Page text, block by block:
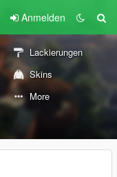
Anmelden
Lackierungen
Skins
More